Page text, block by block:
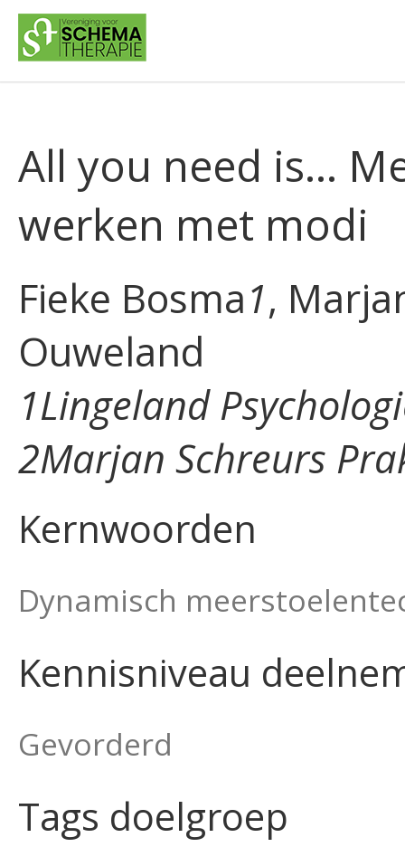
All you need is…
werken met modi
Fieke Bosma1,
Ouweland
1Lingeland
2Marjan Schreurs
Kernwoorden
Dynamisch
Kennisniveau
Gevorderd
Tags doelgroep